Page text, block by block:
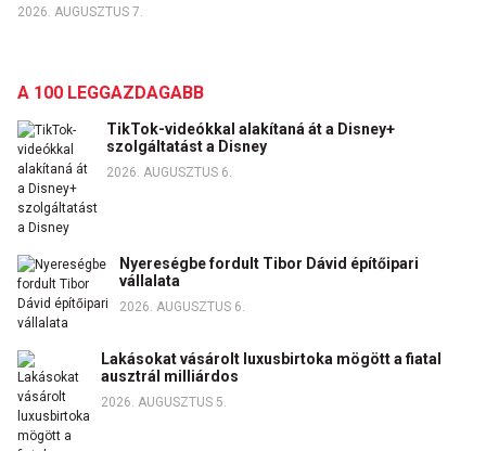
2026. AUGUSZTUS 7.
A 100 LEGGAZDAGABB
TikTok-videókkal alakítaná át a Disney+
szolgáltatást a Disney
2026. AUGUSZTUS 6.
Nyereségbe fordult Tibor Dávid építőipari
vállalata
2026. AUGUSZTUS 6.
Lakásokat vásárolt luxusbirtoka mögött a fiatal
ausztrál milliárdos
2026. AUGUSZTUS 5.